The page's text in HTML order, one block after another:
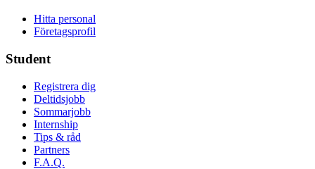
Hitta personal
Företagsprofil
Student
Registrera dig
Deltidsjobb
Sommarjobb
Internship
Tips & råd
Partners
F.A.Q.